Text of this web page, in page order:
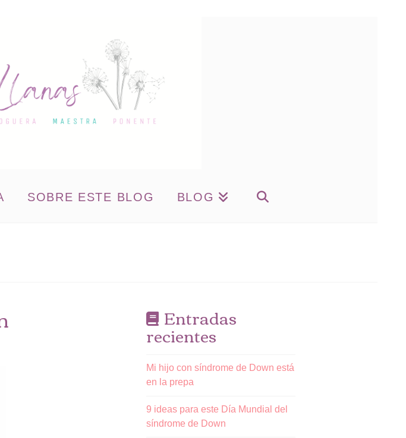
SOBRE ESTE BLOG BLOG
Entradas
recientes
Mi hijo con síndrome de Down está
en la prepa
9 ideas para este Día Mundial del
síndrome de Down